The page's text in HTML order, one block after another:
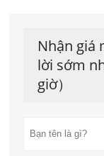
Nhận giá
lời sớm
giờ）